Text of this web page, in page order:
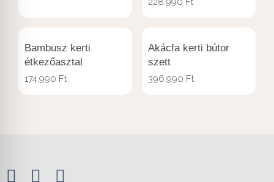
Bambusz kerti
étkezőasztal
174.990 Ft
Akácfa kerti bútor
szett
396.990 Ft